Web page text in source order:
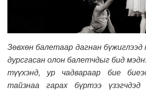
Зөвхөн балетаар дагнан бүжиглээд
дурсгасан олон балетчдыг бид
түүхэнд, ур чадвараар бие
тайзнаа гарах бүртээ